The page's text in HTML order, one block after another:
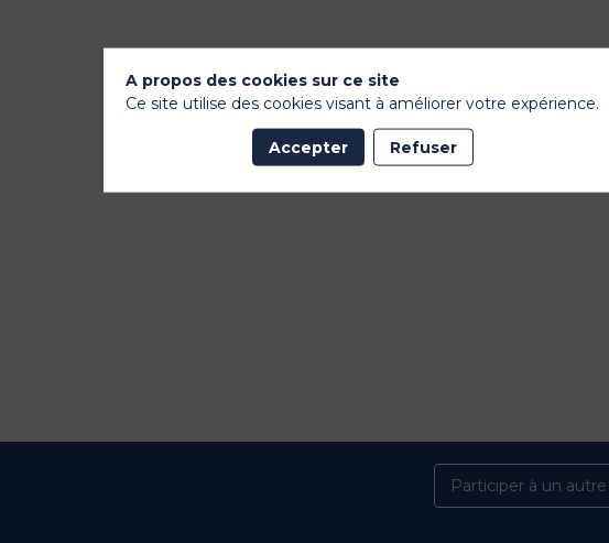
Participer à un
A propos des cookies sur ce site
Ce site utilise des cookies visant à améliorer votre expérience.
Accepter Refuser